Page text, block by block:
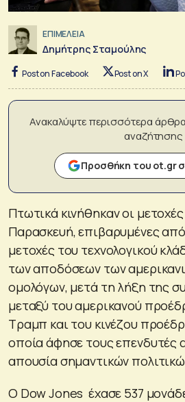
ΕΠΙΜΕΛΕΙΑ
Δημήτρης Σταμούλης
Post on Facebook Post on X
Ανακαλύψτε περισσότερα
αναζήτησης
Προσθήκη του ot.gr
Πτωτικά κινήθηκαν οι
Παρασκευή, επιβαρυμένες
μετοχές του τεχνολογικού
των αποδόσεων των
ομολόγων, μετά τη λήξη της
μεταξύ του αμερικανού
Τραμπ και του κινέζου
οποία άφησε τους επενδυτές
απουσία σημαντικών
Ο Dow Jones έχασε 537